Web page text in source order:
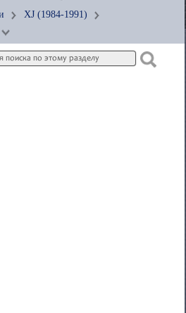
XJ (1984-1991)